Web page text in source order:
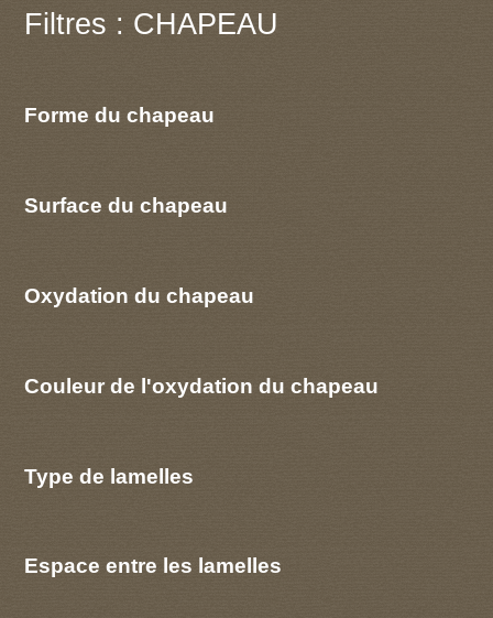
Filtres : CHAPEAU
Forme du chapeau
Surface du chapeau
Oxydation du chapeau
Couleur de l'oxydation du chapeau
Type de lamelles
Espace entre les lamelles